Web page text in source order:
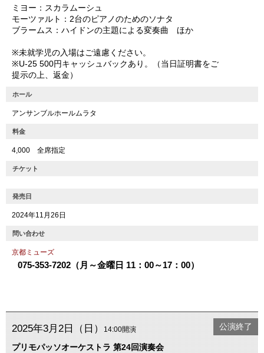
ミヨー：スカラムーシュ
モーツァルト：2台のピアノのためのソナタ
ブラームス：ハイドンの主題による変奏曲 ほか
※未就学児の入場はご遠慮ください。
※U-25 500円キャッシュバックあり。（当日証明書をご
提示の上、返金）
ホール
アンサンブルホールムラタ
料金
4,000 全席指定
チケット
発売日
2024年11月26日
問い合わせ
京都ミューズ
075-353-7202（月～金曜日 11：00～17：00）
2025年3月2日（日）14:00開演
プリモパッソオーケストラ 第24回演奏会
公演終了